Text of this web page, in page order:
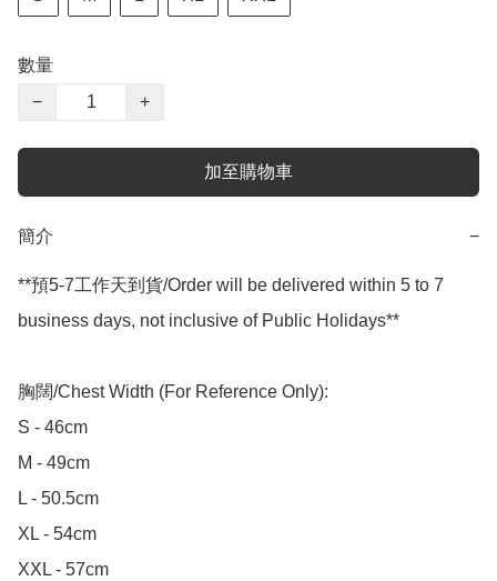
數量
−
+
加至購物車
簡介 −
**預5-7工作天到貨/Order will be delivered within 5 to 7
business days, not inclusive of Public Holidays**
胸闊/Chest Width (For Reference Only):
S - 46cm
M - 49cm
L - 50.5cm
XL - 54cm
XXL - 57cm